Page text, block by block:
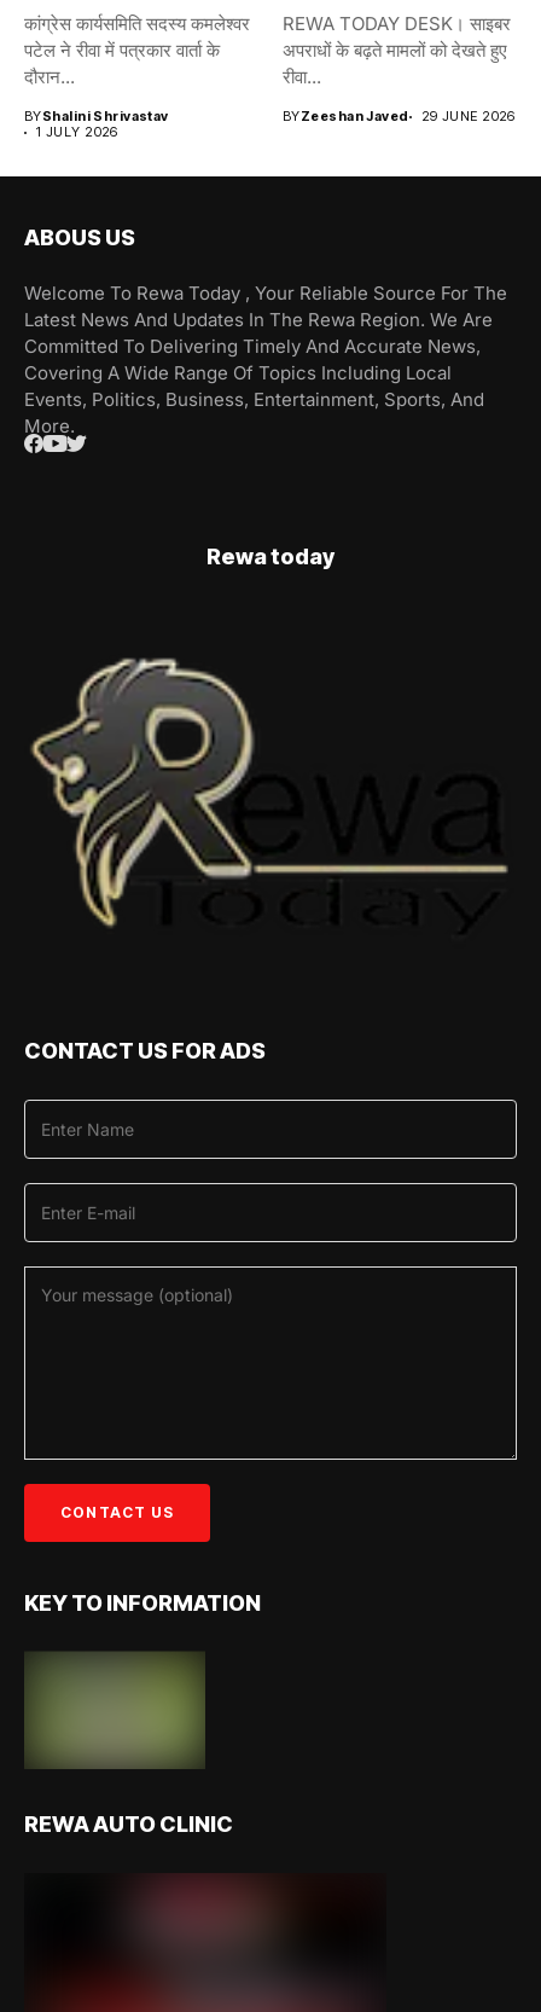
कांग्रेस कार्यसमिति सदस्य कमलेश्वर
पटेल ने रीवा में पत्रकार वार्ता के
दौरान...
BYShalini Shrivastav
1 JULY 2026
REWA TODAY DESK। साइबर
अपराधों के बढ़ते मामलों को देखते हुए
रीवा...
BYZeeshan Javed 29 JUNE 2026
ABOUS US
Welcome To Rewa Today , Your Reliable Source For The
Latest News And Updates In The Rewa Region. We Are
Committed To Delivering Timely And Accurate News,
Covering A Wide Range Of Topics Including Local
Events, Politics, Business, Entertainment, Sports, And
More.
Rewa today
CONTACT US FOR ADS
KEY TO INFORMATION
REWA AUTO CLINIC